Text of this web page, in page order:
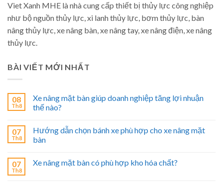
Viet Xanh MHE là nhà cung cấp thiết bị thủy lực công nghiệp
như bộ nguồn thủy lực, xi lanh thủy lực, bơm thủy lực, bàn
nâng thủy lực, xe nâng bàn, xe nâng tay, xe nâng điện, xe nâng
thủy lực.
BÀI VIẾT MỚI NHẤT
08
Th8
Xe nâng mặt bàn giúp doanh nghiệp tăng lợi nhuận
thế nào?
07
Th8
Hướng dẫn chọn bánh xe phù hợp cho xe nâng mặt
bàn
07
Th8
Xe nâng mặt bàn có phù hợp kho hóa chất?